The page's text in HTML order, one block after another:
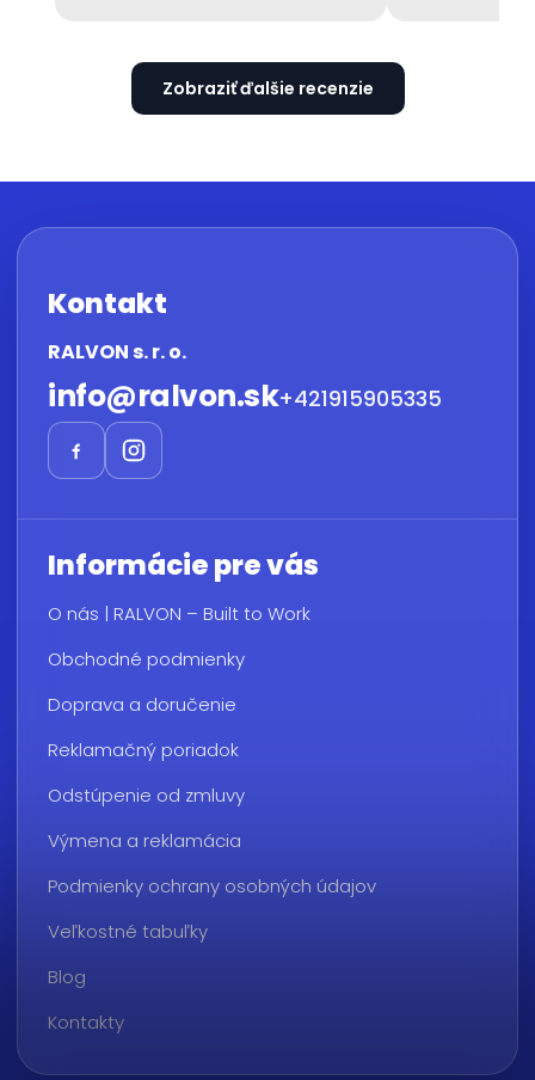
Zobraziť ďalšie recenzie
Kontakt
RALVON s. r. o.
info@ralvon.sk+421915905335
Informácie pre vás
O nás | RALVON – Built to Work
Obchodné podmienky
Doprava a doručenie
Reklamačný poriadok
Odstúpenie od zmluvy
Výmena a reklamácia
Podmienky ochrany osobných údajov
Veľkostné tabuľky
Blog
Kontakty